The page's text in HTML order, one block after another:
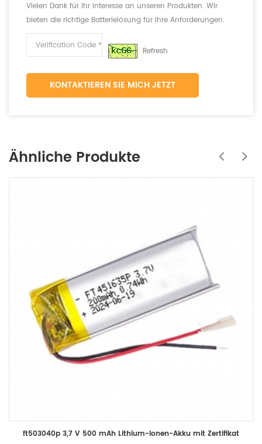
Vielen Dank für Ihr Interesse an unseren Produkten. Wir
bieten die richtige Batterielösung für Ihre Anforderungen.
Refresh
KONTAKTIEREN SIE MICH JETZT
Ähnliche Produkte
ft503040p 3,7 V 500 mAh Lithium-Ionen-Akku mit Zertifikat